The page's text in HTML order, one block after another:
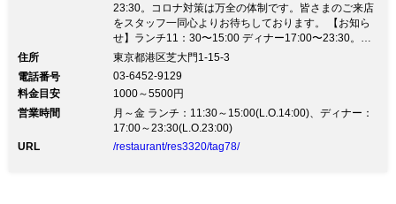
中でアッと言う間にトロける！ 非日常
の圧倒的な【肉力】で次世代の霜降り肉
をお届けいたします！
23:30。コロナ対策は万全の体制です。皆さまのご来店
をスタッフ一同心よりお待ちしております。 【お知ら
せ】ランチ11：30〜15:00 ディナー17:00〜23:30。コ
ロナ対策は万全の体制です。皆さまのご来店をスタッフ
を超えたスーパー和牛の希少部位を軽く炙るように焼
き、 【こだわりの出汁ダレ】で召し上がって頂きたい
と思っております。 焼肉に合う【出汁】は必食ですの
で是非ご来店お待ちしております！ ◆焼肉宴会 ・お手
頃な問屋コース＜全15品＞5000円 ・圧巻の肉盛り！日
住所
東京都港区芝大門1-15-3
電話番号
03-6452-9129
料金目安
1000～5500円
営業時間
月～金 ランチ：11:30～15:00(L.O.14:00)、ディナー：
17:00～23:30(L.O.23:00)
URL
/restaurant/res3320/tag78/